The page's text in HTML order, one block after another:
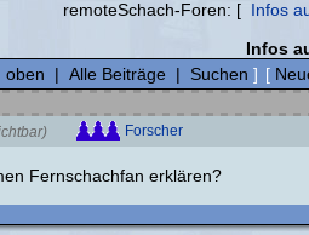
remoteSchach-Foren: [ Infos
Infos
oben | Alle Beiträge | Suchen ] [
Forscher
Fernschachfan erklären?